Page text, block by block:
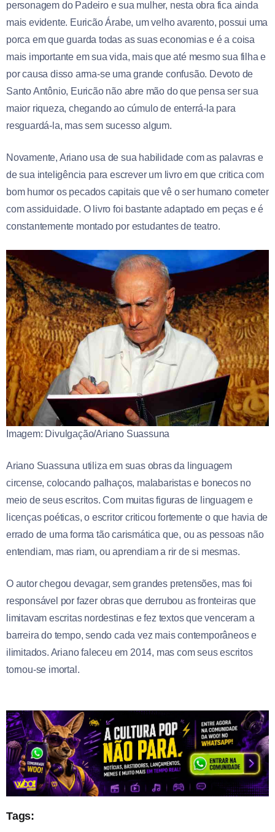
personagem do Padeiro e sua mulher, nesta obra fica ainda
mais evidente. Euricão Árabe, um velho avarento, possui uma
porca em que guarda todas as suas economias e é a coisa
mais importante em sua vida, mais que até mesmo sua filha e
por causa disso arma-se uma grande confusão. Devoto de
Santo Antônio, Euricão não abre mão do que pensa ser sua
maior riqueza, chegando ao cúmulo de enterrá-la para
resguardá-la, mas sem sucesso algum.
Novamente, Ariano usa de sua habilidade com as palavras e
de sua inteligência para escrever um livro em que critica com
bom humor os pecados capitais que vê o ser humano cometer
com assiduidade. O livro foi bastante adaptado em peças e é
constantemente montado por estudantes de teatro.
Imagem: Divulgação/Ariano Suassuna
Ariano Suassuna utiliza em suas obras da linguagem
circense, colocando palhaços, malabaristas e bonecos no
meio de seus escritos. Com muitas figuras de linguagem e
licenças poéticas, o escritor criticou fortemente o que havia de
errado de uma forma tão carismática que, ou as pessoas não
entendiam, mas riam, ou aprendiam a rir de si mesmas.
O autor chegou devagar, sem grandes pretensões, mas foi
responsável por fazer obras que derrubou as fronteiras que
limitavam escritas nordestinas e fez textos que venceram a
barreira do tempo, sendo cada vez mais contemporâneos e
ilimitados. Ariano faleceu em 2014, mas com seus escritos
tornou-se imortal.
Tags: